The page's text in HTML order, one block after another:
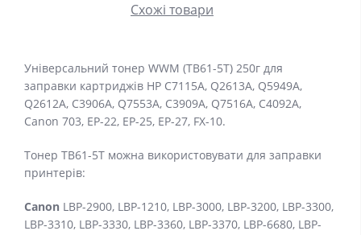
Схожі товари
Універсальний тонер WWM (TB61-5T) 250г для
заправки картриджів HP C7115A, Q2613A, Q5949A,
Q2612A, C3906A, Q7553A, C3909A, Q7516A, C4092A,
Canon 703, EP-22, EP-25, EP-27, FX-10.
Тонер TB61-5T можна використовувати для заправки
принтерів:
Canon LBP-2900, LBP-1210, LBP-3000, LBP-3200, LBP-3300,
LBP-3310, LBP-3330, LBP-3360, LBP-3370, LBP-6680, LBP-